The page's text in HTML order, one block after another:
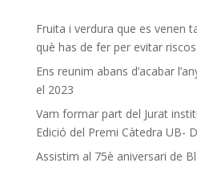
Fruita i verdura que es venen
què has de fer per evitar riscos
Ens reunim abans d’acabar
el 2023
Vam formar part del Jurat
Edició del Premi Càtedra UB-
Assistim al 75è aniversari de